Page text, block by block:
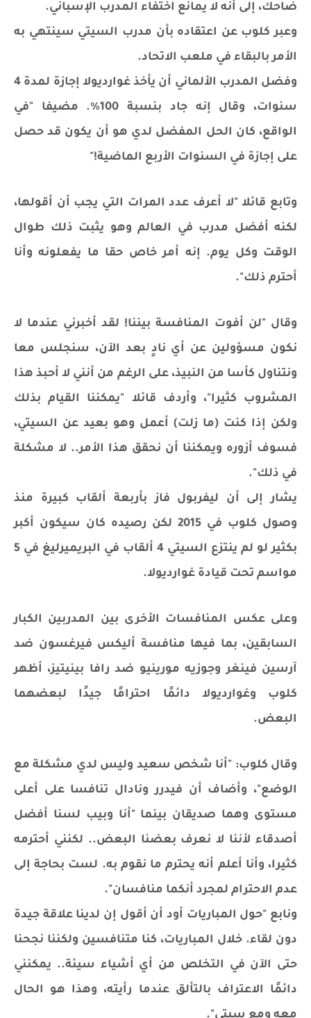
ضاحك، إلى أنه لا يمانع اختفاء المدرب الإسباني.
وعبر كلوب عن اعتقاده بأن مدرب السيتي سينتهي به
الأمر بالبقاء في ملعب الاتحاد.
وفضل المدرب الألماني أن يأخذ غوارديولا إجازة لمدة 4
سنوات، وقال إنه جاد بنسبة 100%. مضيفا "في
الواقع، كان الحل المفضل لدي هو أن يكون قد حصل
على إجازة في السنوات الأربع الماضية!"
وتابع قائلا "لا أعرف عدد المرات التي يجب أن أقولها،
لكنه أفضل مدرب في العالم وهو يثبت ذلك طوال
الوقت وكل يوم. إنه أمر خاص حقا ما يفعلونه وأنا
أحترم ذلك".
وقال "لن أفوت المنافسة بيننا! لقد أخبرني عندما لا
نكون مسؤولين عن أي نادٍ بعد الآن، سنجلس معا
ونتناول كأسا من النبيذ، على الرغم من أنني لا أحبذ هذا
المشروب كثيرا"، وأردف قائلا "يمكننا القيام بذلك
ولكن إذا كنت (ما زلت) أعمل وهو بعيد عن السيتي،
فسوف أزوره ويمكننا أن نحقق هذا الأمر.. لا مشكلة
في ذلك".
يشار إلى أن ليفربول فاز بأربعة ألقاب كبيرة منذ
وصول كلوب في 2015 لكن رصيده كان سيكون أكبر
بكثير لو لم ينتزع السيتي 4 ألقاب في البريميرليغ في 5
مواسم تحت قيادة غوارديولا.
وعلى عكس المنافسات الأخرى بين المدربين الكبار
السابقين، بما فيها منافسة أليكس فيرغسون ضد
آرسين فينغر وجوزيه مورينيو ضد رافا بينيتيز، أظهر
كلوب وغوارديولا دائمًا احترامًا جيدًا لبعضهما
البعض.
وقال كلوب: "أنا شخص سعيد وليس لدي مشكلة مع
الوضع"، وأضاف أن فيدرر ونادال تنافسا على أعلى
مستوى وهما صديقان بينما "أنا وبيب لسنا أفضل
أصدقاء لأننا لا نعرف بعضنا البعض.. لكنني أحترمه
كثيرا، وأنا أعلم أنه يحترم ما نقوم به. لست بحاجة إلى
عدم الاحترام لمجرد أنكما منافسان".
ونابع "حول المباريات أود أن أقول إن لدينا علاقة جيدة
دون لقاء. خلال المباريات، كنا متنافسين ولكننا نجحنا
حتى الآن في التخلص من أي أشياء سيئة.. يمكنني
دائمًا الاعتراف بالتألق عندما رأيته، وهذا هو الحال
معه ومع سيتي".